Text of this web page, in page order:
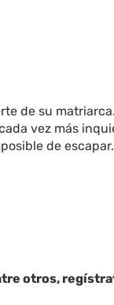
de su
vez más
de
otros,